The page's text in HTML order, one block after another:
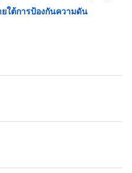
ยใต้การป้องกันความดัน